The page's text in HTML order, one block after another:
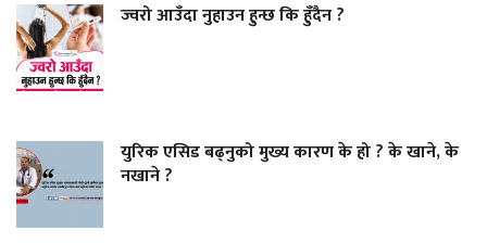
ज्वरो आउँदा नुहाउन हुन्छ कि हुँदैन ?
युरिक एसिड बढ्नुको मुख्य कारण के हो ? के खाने, के
नखाने ?